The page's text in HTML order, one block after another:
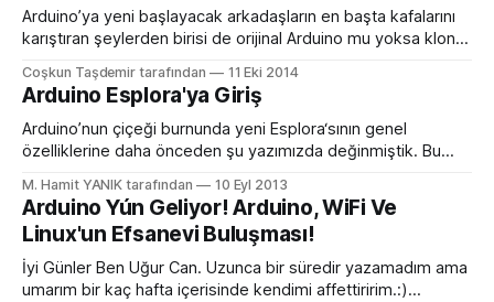
Arduino’ya yeni başlayacak arkadaşların en başta kafalarını
karıştıran şeylerden birisi de orijinal Arduino mu yoksa klon
biraz açıklık getirmeye çalışacağım. Öncelikle Arduino
nereden çıkmıştır kısaca bunu hatırlamak gerekiyor. Arduino,
İtalya’daki bir tasarım enstitüsünde hocalık yapan bir grup
tarafından tasarlanmış bir
Coşkun Taşdemir tarafından 11 Eki 2014
Arduino Esplora'ya Giriş
Arduino’nun çiçeği burnunda yeni Esplora‘sının genel
özelliklerine daha önceden şu yazımızda değinmiştik. Bu
Esplora yapı itibariyle ilginç ve farklı bir Arduino geliştirme
kartı. Görüntüsü bir oyun konsoluna benziyor ve hemen
hemen üzerine ihtiyacımız olabilecek herşey yerleştirilmiş.
Basma butonlu ve iki
M. Hamit YANIK tarafından 10 Eyl 2013
Arduino Yún Geliyor! Arduino, WiFi Ve
Linux'un Efsanevi Buluşması!
İyi Günler Ben Uğur Can. Uzunca bir süredir yazamadım ama
umarım bir kaç hafta içerisinde kendimi affettiririm.:)